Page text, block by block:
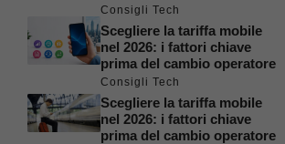
Consigli Tech
Scegliere la tariffa mobile
nel 2026: i fattori chiave
prima del cambio operatore
Consigli Tech
Scegliere la tariffa mobile
nel 2026: i fattori chiave
prima del cambio operatore